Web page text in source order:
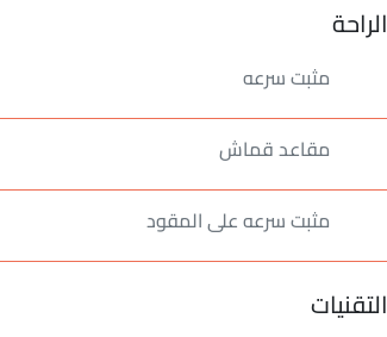
الراحة
مثبت سرعه
مقاعد قماش
مثبت سرعه على المقود
التقنيات